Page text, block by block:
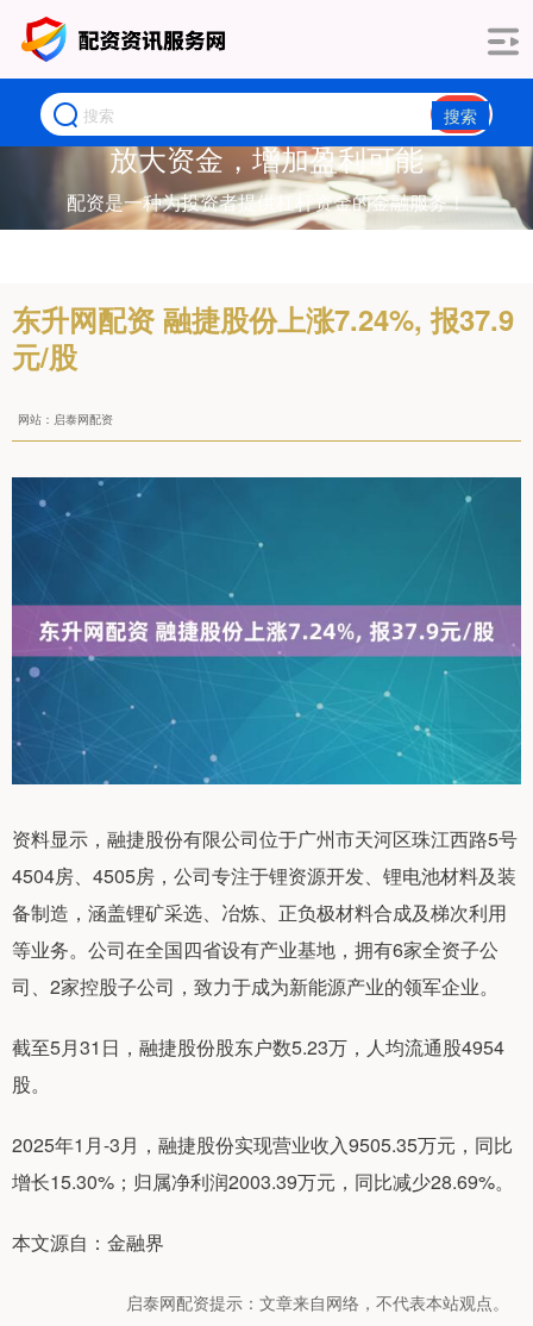
搜索
放大资金，增加盈利可能
配资是一种为投资者提供杠杆资金的金融服务！
东升网配资 融捷股份上涨7.24%, 报37.9
元/股
网站：启泰网配资
资料显示，融捷股份有限公司位于广州市天河区珠江西路5号
4504房、4505房，公司专注于锂资源开发、锂电池材料及装
备制造，涵盖锂矿采选、冶炼、正负极材料合成及梯次利用
等业务。公司在全国四省设有产业基地，拥有6家全资子公
司、2家控股子公司，致力于成为新能源产业的领军企业。
截至5月31日，融捷股份股东户数5.23万，人均流通股4954
股。
2025年1月-3月，融捷股份实现营业收入9505.35万元，同比
增长15.30%；归属净利润2003.39万元，同比减少28.69%。
本文源自：金融界
启泰网配资提示：文章来自网络，不代表本站观点。